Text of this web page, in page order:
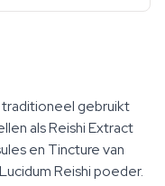
gebruikt
als Reishi Extract
en Tincture van
Reishi poeder.